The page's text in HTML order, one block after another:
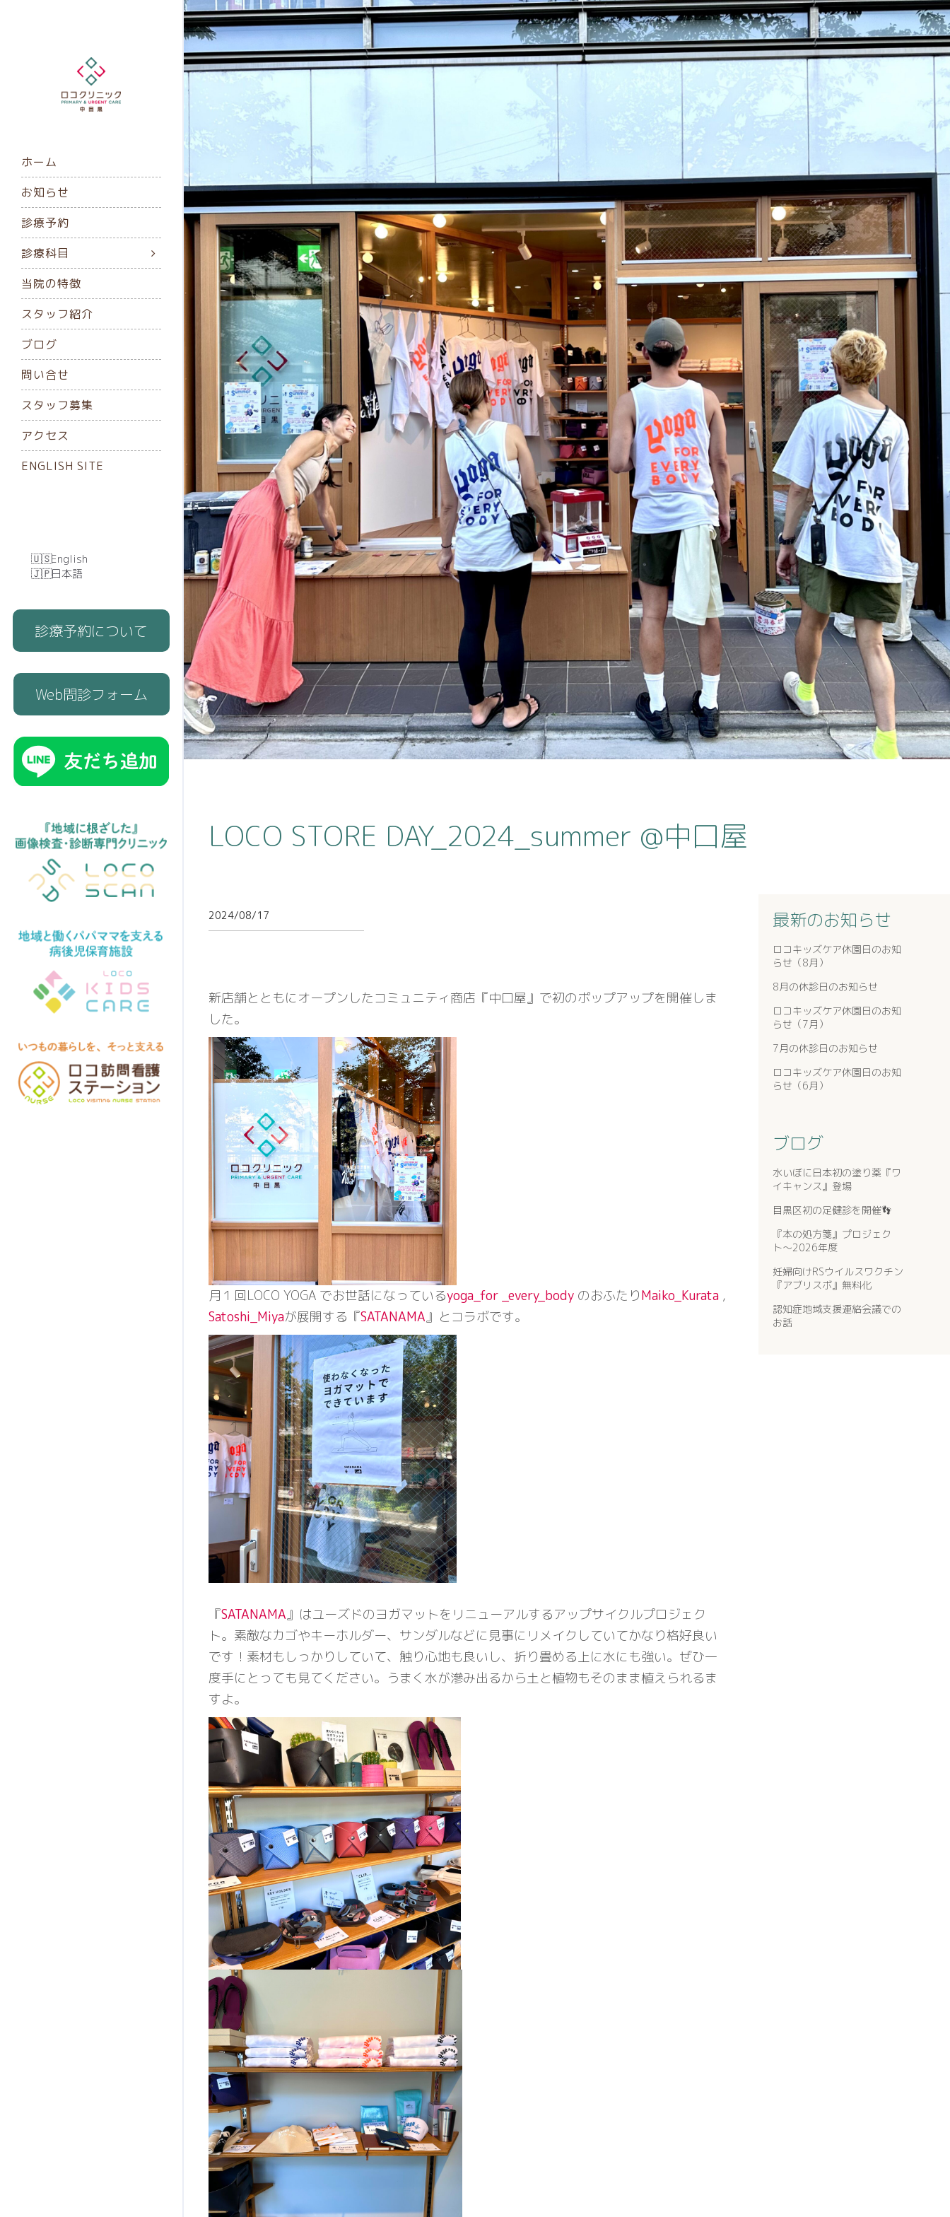
ホーム
お知らせ
診療予約
診療科目
当院の特徴
スタッフ紹介
ブログ
問い合せ
スタッフ募集
アクセス
ENGLISH SITE
English
日本語
診療予約について
Web問診フォーム
LOCO STORE DAY_2024_summer @中口屋
2024/08/17
新店舗とともにオープンしたコミュニティ商店『中口屋』で初のポップアップを開催しま
した。
月１回LOCO YOGA でお世話になっているyoga_for _every_body のおふたりMaiko_Kurata ,
Satoshi_Miyaが展開する『SATANAMA』とコラボです。
『SATANAMA』はユーズドのヨガマットをリニューアルするアップサイクルプロジェク
ト。素敵なカゴやキーホルダー、サンダルなどに見事にリメイクしていてかなり格好良い
です！素材もしっかりしていて、触り心地も良いし、折り畳める上に水にも強い。ぜひ一
度手にとっても見てください。うまく水が滲み出るから土と植物もそのまま植えられるま
すよ。
最新のお知らせ
ロコキッズケア休園日のお知
らせ（8月）
8月の休診日のお知らせ
ロコキッズケア休園日のお知
らせ（7月）
7月の休診日のお知らせ
ロコキッズケア休園日のお知
らせ（6月）
ブログ
水いぼに日本初の塗り薬『ワ
イキャンス』登場
目黒区初の足健診を開催👣
『本の処方箋』プロジェク
ト〜2026年度
妊婦向けRSウイルスワクチン
『アブリスボ』無料化
認知症地域支援連絡会議での
お話